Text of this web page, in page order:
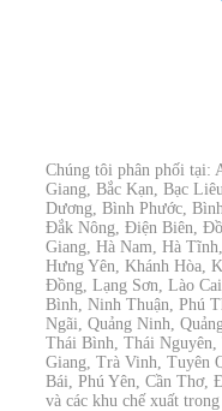
Chúng tôi phân phối tại:
Giang, Bắc Kạn, Bạc
Dương, Bình Phước,
Đắk Nông, Điện Biên,
Giang, Hà Nam, Hà
Hưng Yên, Khánh Hòa,
Đồng, Lạng Sơn, Lào
Bình, Ninh Thuận, Phú
Ngãi, Quảng Ninh,
Thái Bình, Thái Nguyên,
Giang, Trà Vinh, Tuyên
Bái, Phú Yên, Cần Thơ,
và các khu chế xuất trong